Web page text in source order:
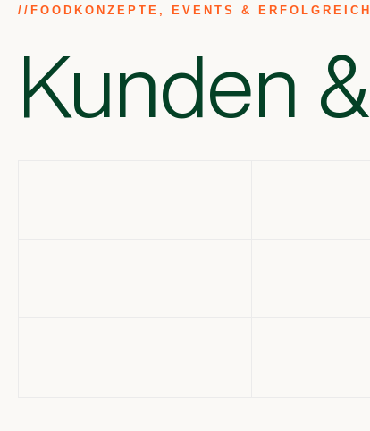
// FOODKONZEPTE, EVENTS &
Kunden